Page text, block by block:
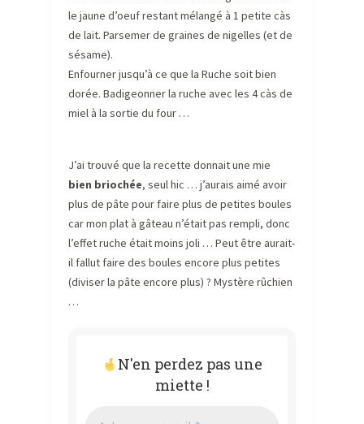
le jaune d’oeuf restant mélangé à 1 petite càs
de lait. Parsemer de graines de nigelles (et de
sésame).
Enfourner jusqu’à ce que la Ruche soit bien
dorée. Badigeonner la ruche avec les 4 càs de
miel à la sortie du four …
J’ai trouvé que la recette donnait une mie
bien briochée, seul hic … j’aurais aimé avoir
plus de pâte pour faire plus de petites boules
car mon plat à gâteau n’était pas rempli, donc
l’effet ruche était moins joli … Peut être aurait-
il fallut faire des boules encore plus petites
(diviser la pâte encore plus) ? Mystère rûchien
…
N'en perdez pas une
miette !